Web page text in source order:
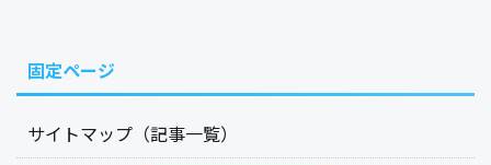
固定ページ
サイトマップ（記事一覧）